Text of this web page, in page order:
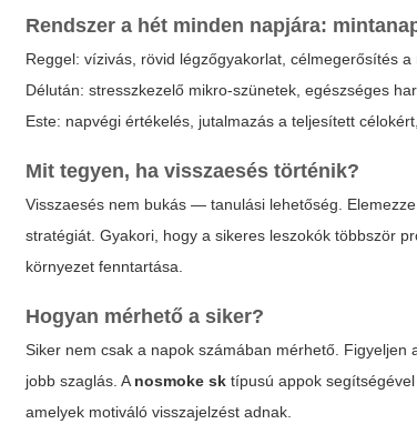
Rendszer a hét minden napjára:
Reggel: vízivás, rövid légzőgyakorlat, célmegerősítés a
Délután: stresszkezelő mikro-szünetek, egészséges
Este: napvégi értékelés, jutalmazás a teljesített
Mit tegyen, ha visszaesés történik?
Visszaesés nem bukás — tanulási lehetőség.
stratégiát. Gyakori, hogy a sikeres leszokók többször
környezet fenntartása.
Hogyan mérhető a siker?
Siker nem csak a napok számában mérhető.
jobb szaglás. A nosmoke sk típusú appok
amelyek motiváló visszajelzést adnak.